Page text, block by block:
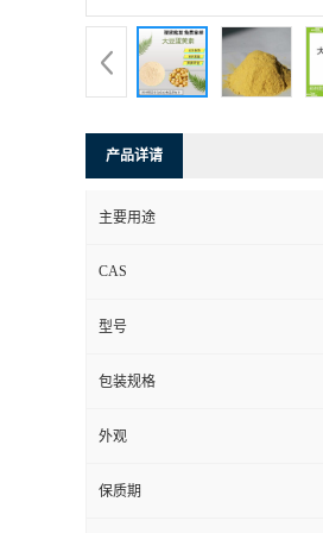
产品详请
主要用途
CAS
型号
包装规格
外观
保质期